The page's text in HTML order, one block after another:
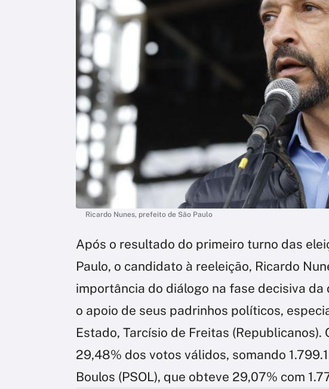
Ricardo Nunes, prefeito de São Paulo
Após o resultado do primeiro turno das
Paulo, o candidato à reeleição, Ricardo
importância do diálogo na fase decisiva
o apoio de seus padrinhos políticos,
Estado, Tarcísio de Freitas
29,48% dos votos válidos, somando
Boulos (PSOL), que obteve 29,07% com